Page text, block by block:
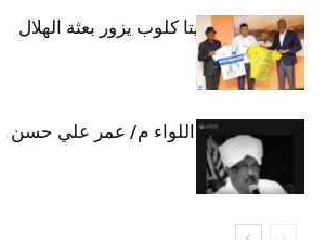
وفد رفيع من فيتا كلوب يزور بعثة الهلال
الهلال يحتسب اللواء م/ عمر علي حسن